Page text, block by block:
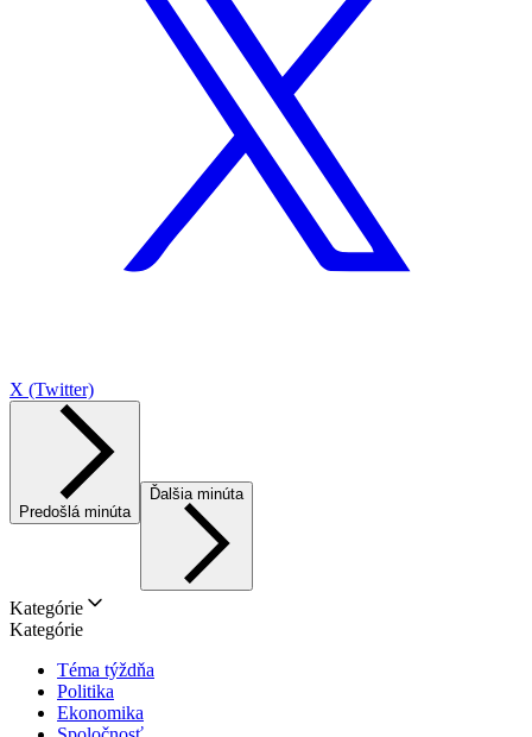
X (Twitter)
Predošlá minúta
Ďalšia minúta
Kategórie
Kategórie
Téma týždňa
Politika
Ekonomika